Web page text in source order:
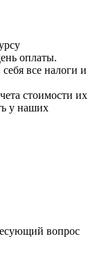
оплаты.
все налоги и
стоимости их
у наших
вопрос